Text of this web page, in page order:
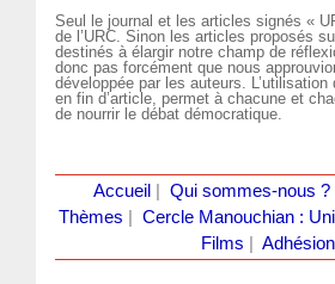
Seul le journal et les articles signés «
de l’URC. Sinon les articles proposés
destinés à élargir notre champ de
donc pas forcément que nous
développée par les auteurs.
en fin d’article, permet à chacune et
de nourrir le débat démocratique.
Accueil Qui sommes-nous ?
Thèmes
Cercle Manouchian :
Films
Adhésion